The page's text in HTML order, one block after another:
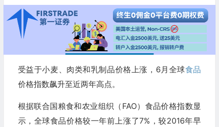
受益于小麦、肉类和乳制品价格上涨，6月全球食品
价格指数飙升至近两年高点。
根据联合国粮食和农业组织（FAO）食品价格指数显
示，全球食品价格较一年前上涨了7%，较2016年早